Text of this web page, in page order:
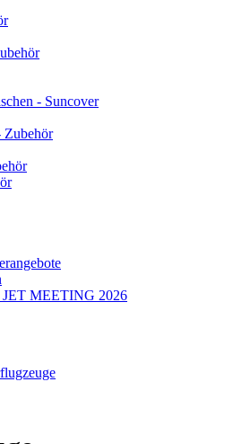
- Suncover
JET MEETING 2026